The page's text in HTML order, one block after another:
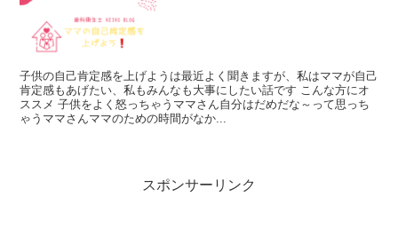
子供の自己肯定感を上げようは最近よく聞きますが、私はママが自己
肯定感もあげたい、私もみんなも大事にしたい話です こんな方にオ
ススメ 子供をよく怒っちゃうママさん自分はだめだな～って思っち
ゃうママさんママのための時間がなか...
スポンサーリンク